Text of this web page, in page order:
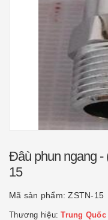
Đâù phun ngang -
15
Mã sản phẩm:ZSTN-15
Thương hiệu:Trung Quốc